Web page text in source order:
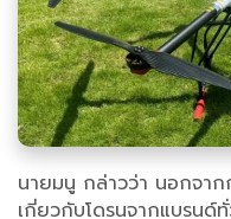
นายมนู กล่าวว่า นอกจา
เกี่ยวกับโดรนจากแบรนด์